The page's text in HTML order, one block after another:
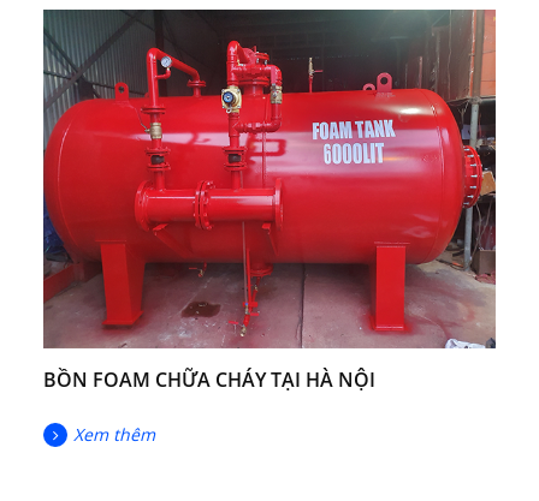
BỒN FOAM CHỮA CHÁY TẠI HÀ NỘI
Xem thêm